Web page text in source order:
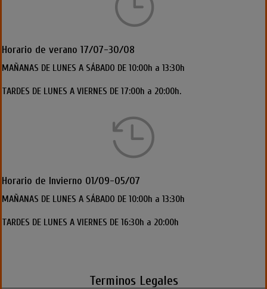
Horario de verano 17/07-30/08
MAÑANAS DE LUNES A SÁBADO DE 10:00h a 13:30h
TARDES DE LUNES A VIERNES DE 17:00h a 20:00h.

Horario de Invierno 01/09-05/07
MAÑANAS DE LUNES A SÁBADO DE 10:00h a 13:30h
TARDES DE LUNES A VIERNES DE 16:30h a 20:00h
Terminos Legales